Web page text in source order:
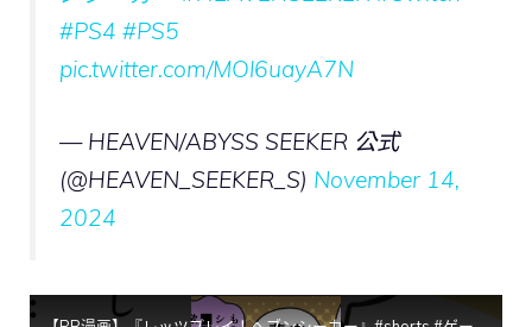
#PS4 #PS5
pic.twitter.com/MOl6uayA7N
— HEAVEN/ABYSS SEEKER 公式
(@HEAVEN_SEEKER_S) November 14,
2024